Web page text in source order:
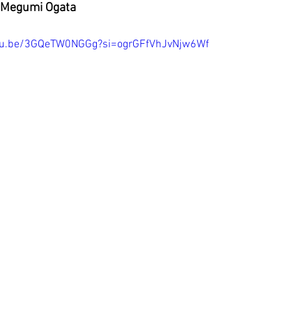
Megumi Ogata
3GQeTW0NGGg?si=ogrGFfVhJvNjw6Wf